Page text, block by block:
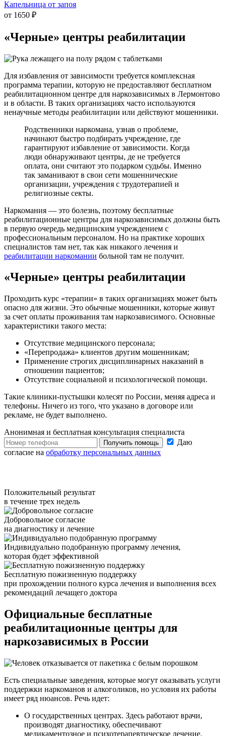
Капельница от запоя
от 1650 ₽
«Черные» центры реабилитации
Для избавления от зависимости требуется комплексная
программа терапии, которую не предоставляют бесплатном
реабилитационном центре для наркозависимых в Лермонтово
и в области. В таких организациях часто используются
ненаучные методы реабилитации или действуют мошенники.
Родственники наркомана, узнав о проблеме,
начинают быстро подбирать учреждение, где
гарантируют избавление от зависимости. Когда
люди обнаруживают центры, де не требуется
оплата, они считают это подарком судьбы. Именно
так заманивают в свои сети мошеннические
организации, учреждения с трудотерапией и
религиозные секты.
Наркомания — это болезнь, поэтому бесплатные
реабилитационные центры для наркозависимых должны быть
в первую очередь медицинским учреждением с
профессиональным персоналом. Но на практике хороших
специалистов там нет, так как никакого лечения и
реабилитации наркомании больной там не получит.
«Черные» центры реабилитации
Проходить курс «терапии» в таких организациях может быть
опасно для жизни. Это обычные мошенники, которые живут
за счет оплаты проживания там наркозависимого. Основные
характеристики такого места:
Отсутствие медицинского персонала;
«Перепродажа» клиентов другим мошенникам;
Применение строгих дисциплинарных наказаний в
отношении пациентов;
Отсутствие социальной и психологической помощи.
Такие клиники-пустышки колесят по России, меняя адреса и
телефоны. Ничего из того, что указано в договоре или
рекламе, не будет выполнено.
Анонимная и бесплатная консультация специалиста
Получить помощь
Даю
согласие на обработку персональных данных
Положительный результат
в течение трех недель
Добровольное согласие
на диагностику и лечение
Индивидуально подобранную программу лечения,
которая будет эффективной
Бесплатную пожизненную поддержку
при прохождении полного курса лечения и выполнения всех
рекомендаций лечащего доктора
Официальные бесплатные
реабилитационные центры для
наркозависимых в России
Есть специальные заведения, которые могут оказывать услуги
поддержки наркоманов и алкоголиков, но условия их работы
имеет ряд нюансов. Речь идет:
О государственных центрах. Здесь работают врачи,
производят диагностику, обеспечивают
медикаментозное и психотерапевтическое лечение.